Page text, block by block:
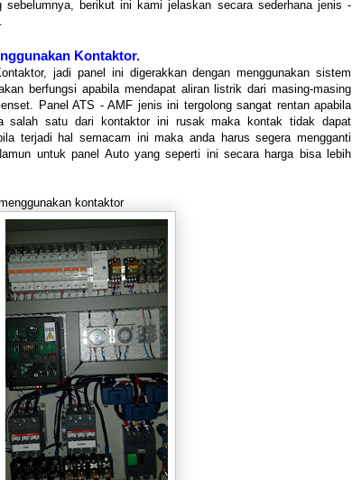
berikut ini kami jelaskan secara sederhana jenis -
Kontaktor.
jadi panel ini digerakkan dengan menggunakan sistem
berfungsi apabila mendapat aliran listrik dari masing-masing
Panel ATS - AMF jenis ini tergolong sangat rentan apabila
salah satu dari kontaktor ini rusak maka kontak tidak dapat
terjadi hal semacam ini maka anda harus segera mengganti
untuk panel Auto yang seperti ini secara harga bisa lebih
kontaktor